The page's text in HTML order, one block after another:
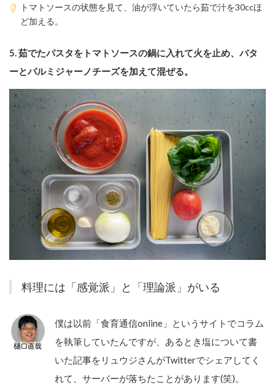
トマトソースの状態を見て、油が浮いていたら茹で汁を30ccほ
ど加える。
5. 茹でたパスタをトマトソースの鍋に入れて⽕を⽌め、バタ
ーとパルミジャーノチーズを加えて混ぜる。
料理には「感覚派」と「理論派」がいる
僕は以前「食育通信online」というサイトでコラム
を執筆していたんですが、あるとき塩について書
いた記事をリュウジさんがTwitterでシェアしてく
れて、サーバーが落ちたことがあります(笑)。